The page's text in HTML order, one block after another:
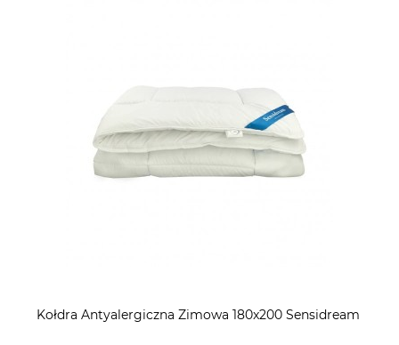
Kołdra Antyalergiczna Zimowa 180x200 Sensidream